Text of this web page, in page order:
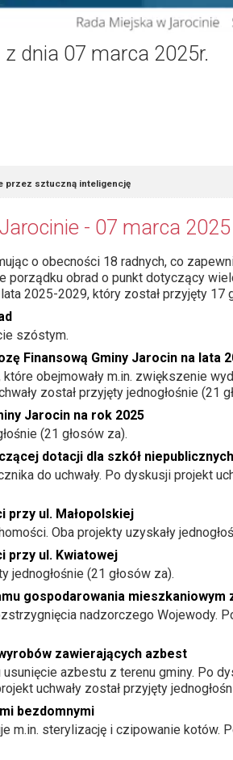
dnia 07 marca 2025r.
przez sztuczną inteligencję
- 07 marca 2025
o obecności 18 radnych, co
obrad o punkt dotyczący
2025-2029, który został przyjęty 17
szóstym.
Finansową Gminy Jarocin na lata
obejmowały m.in. zwiększenie
został przyjęty jednogłośnie (21
Jarocin na rok 2025
(21 głosów za).
dotacji dla szkół niepublicznych
do uchwały. Po dyskusji projekt
przy ul. Małopolskiej
Oba projekty uzyskały
przy ul. Kwiatowej
jednogłośnie (21 głosów za).
gospodarowania mieszkaniowym
nadzorczego Wojewody.
zawierających azbest
azbestu z terenu gminy. Po
uchwały został przyjęty
bezdomnymi
m.in. sterylizację i czipowanie kotów.